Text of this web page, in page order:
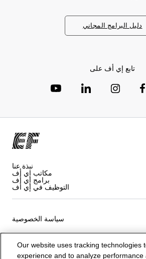
دليل البرامج المجاني
تابع إي أف على
نبذة عنا
مكاتب إي أف
برامج إي أف
التوظيف في إي أف
سياسة الخصوصية
ملفات تعريف الارتباط
Our website uses tracking technologies
experience and to analyze performance